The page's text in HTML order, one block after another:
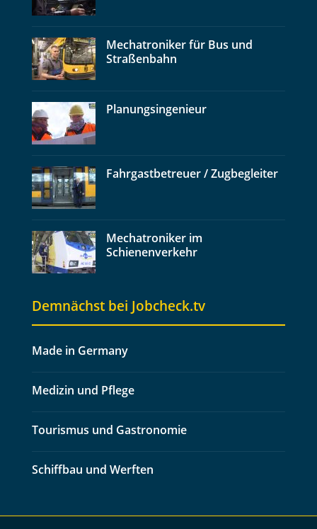
Mechatroniker für Bus und
Straßenbahn
Planungsingenieur
Fahrgastbetreuer / Zugbegleiter
Mechatroniker im
Schienenverkehr
Demnächst bei Jobcheck.tv
Made in Germany
Medizin und Pflege
Tourismus und Gastronomie
Schiffbau und Werften